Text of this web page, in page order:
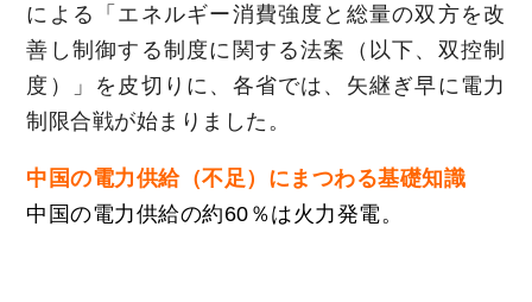
による「エネルギー消費強度と総量の双方を改
善し制御する制度に関する法案（以下、双控制
度）」を皮切りに、各省では、矢継ぎ早に電力
制限合戦が始まりました。
中国の電力供給（不足）にまつわる基礎知識
中国の電力供給の約60％は火力発電。